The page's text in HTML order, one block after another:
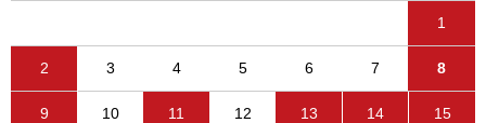
1
2 3 4 5 6 7 8
9 10 11 12 13 14 15